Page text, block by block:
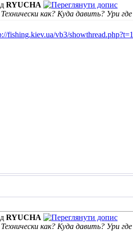
RYUCHA
как? Куда давить? Ури
fishing.kiev.ua/vb3/
RYUCHA
как? Куда давить? Ури